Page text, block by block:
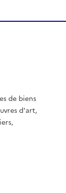
de biens
d'art,